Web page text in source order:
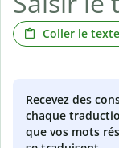
Coller le texte
Recevez des
chaque
que vos mots